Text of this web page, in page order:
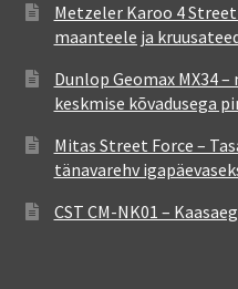
Metzeler Karoo 4
maanteele ja
Dunlop Geomax MX34
keskmise kõvadusega
Mitas Street Force –
tänavarehv
CST CM-NK01 –